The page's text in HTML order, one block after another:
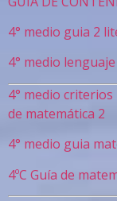
4° medio guia 2
4° medio
4° medio
de matemática 2
4° medio guia
4ºC Guía de